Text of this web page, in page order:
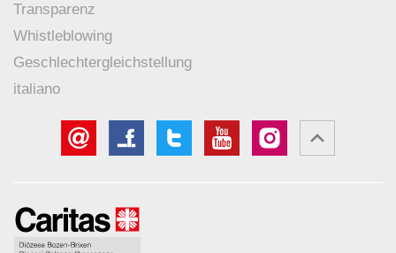
Transparenz
Whistleblowing
Geschlechtergleichstellung
italiano